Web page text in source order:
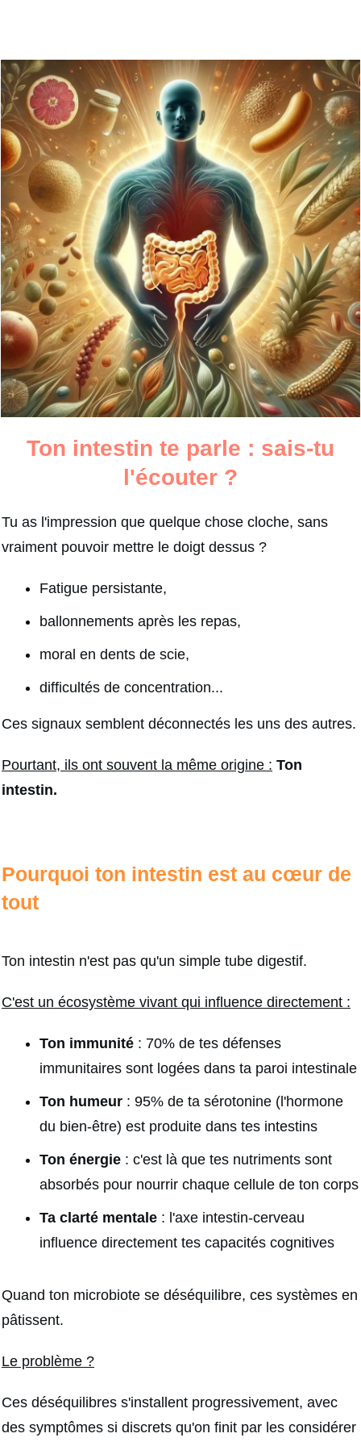
Ton intestin te parle : sais-tu
l'écouter ?
Tu as l'impression que quelque chose cloche, sans
vraiment pouvoir mettre le doigt dessus ?
Fatigue persistante,
ballonnements après les repas,
moral en dents de scie,
difficultés de concentration...
Ces signaux semblent déconnectés les uns des autres.
Pourtant, ils ont souvent la même origine : Ton
intestin.
Pourquoi ton intestin est au cœur de
tout
Ton intestin n'est pas qu'un simple tube digestif.
C'est un écosystème vivant qui influence directement :
Ton immunité : 70% de tes défenses
immunitaires sont logées dans ta paroi intestinale
Ton humeur : 95% de ta sérotonine (l'hormone
du bien-être) est produite dans tes intestins
Ton énergie : c'est là que tes nutriments sont
absorbés pour nourrir chaque cellule de ton corps
Ta clarté mentale : l'axe intestin-cerveau
influence directement tes capacités cognitives
Quand ton microbiote se déséquilibre, ces systèmes en
pâtissent.
Le problème ?
Ces déséquilibres s'installent progressivement, avec
des symptômes si discrets qu'on finit par les considérer